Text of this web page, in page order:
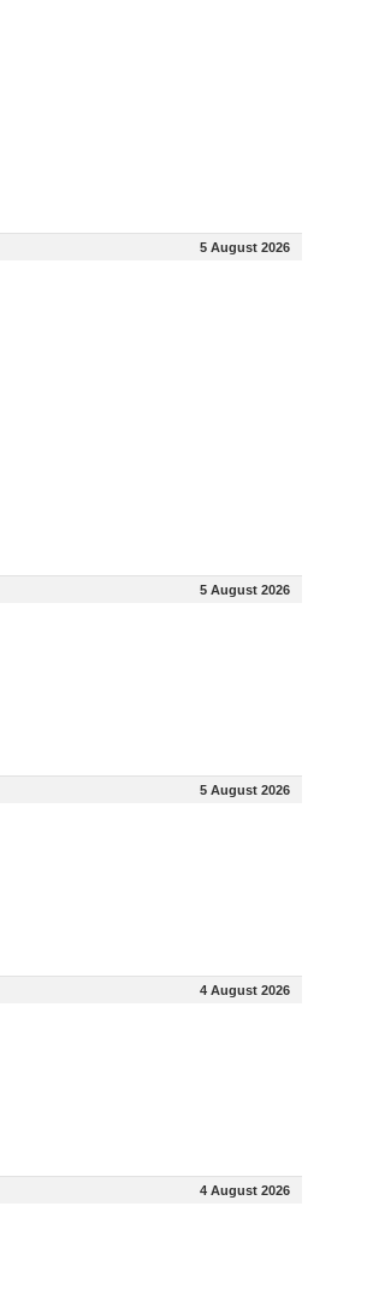
5 August 2026
5 August 2026
5 August 2026
4 August 2026
4 August 2026